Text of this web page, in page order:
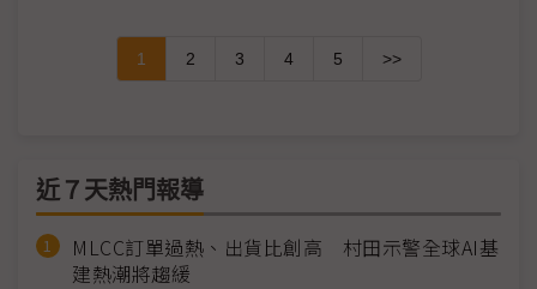
1 2 3 4 5 >>
近７天熱門報導
MLCC訂單過熱、出貨比創高 村田示警全球AI基
建熱潮將趨緩